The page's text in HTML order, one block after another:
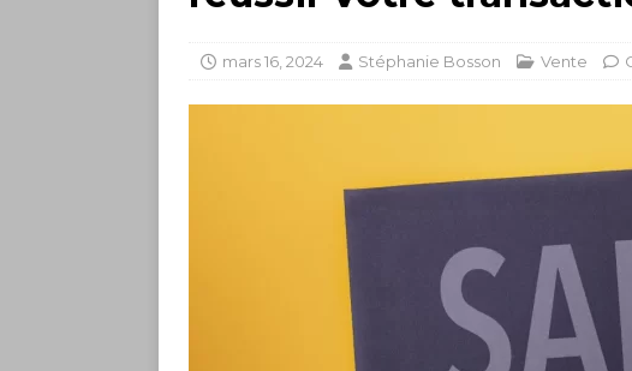
mars 16, 2024 Stéphanie Bosson Vente